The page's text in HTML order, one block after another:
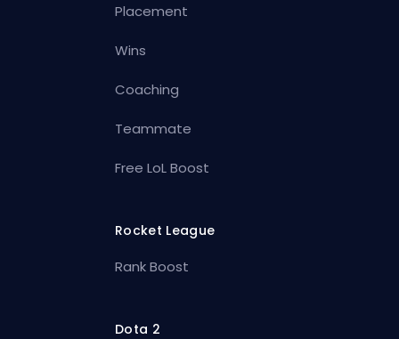
Placement
Wins
Coaching
Teammate
Free LoL Boost
Rocket League
Rank Boost
Dota 2